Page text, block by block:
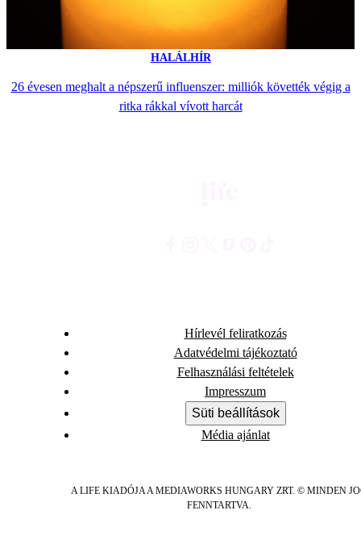
HALÁLHÍR
26 évesen meghalt a népszerű influenszer: milliók követték végig a
ritka rákkal vívott harcát
Hírlevél feliratkozás
Adatvédelmi tájékoztató
Felhasználási feltételek
Impresszum
Süti beállítások
Média ajánlat
A LIFE KIADÓJA A MEDIAWORKS HUNGARY ZRT. © MINDEN
FENNTARTVA.